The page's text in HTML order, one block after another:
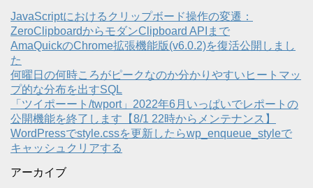
JavaScriptにおけるクリップボード操作の変遷：
ZeroClipboardからモダンClipboard APIまで
AmaQuickのChrome拡張機能版(v6.0.2)を復活公開しまし
た
何曜日の何時ころがピークなのか分かりやすいヒートマッ
プ的な分布を出すSQL
「ツイポーート/twport」2022年6月いっぱいでレポートの
公開機能を終了します【8/1 22時からメンテナンス】
WordPressでstyle.cssを更新したらwp_enqueue_styleで
キャッシュクリアする
アーカイブ